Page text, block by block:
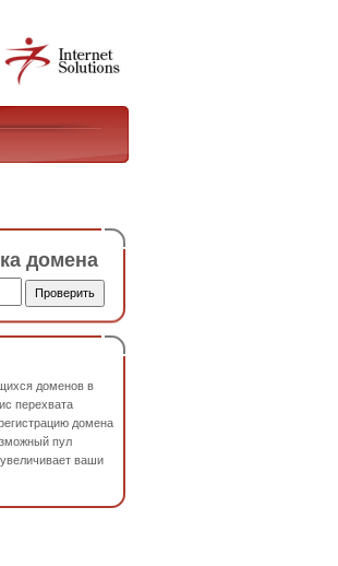
домена
доменов в
перехвата
домена
пул
увеличивает ваши